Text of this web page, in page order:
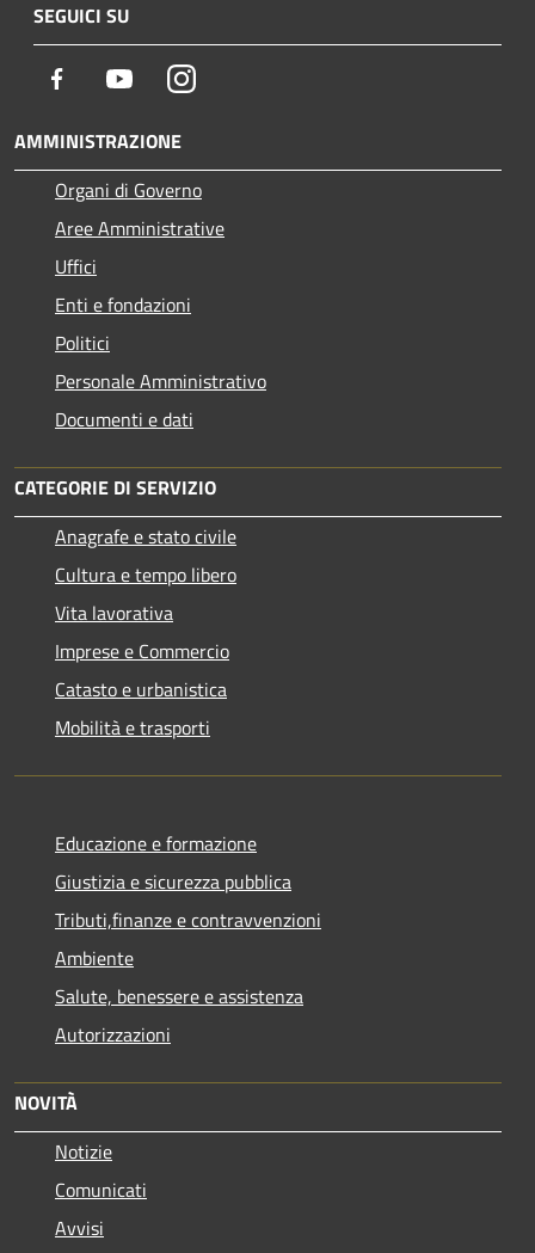
SEGUICI SU
Facebook YoutubeInstagram
AMMINISTRAZIONE
Organi di Governo
Aree Amministrative
Uffici
Enti e fondazioni
Politici
Personale Amministrativo
Documenti e dati
CATEGORIE DI SERVIZIO
Anagrafe e stato civile
Cultura e tempo libero
Vita lavorativa
Imprese e Commercio
Catasto e urbanistica
Mobilità e trasporti
Educazione e formazione
Giustizia e sicurezza pubblica
Tributi,finanze e contravvenzioni
Ambiente
Salute, benessere e assistenza
Autorizzazioni
NOVITÀ
Notizie
Comunicati
Avvisi